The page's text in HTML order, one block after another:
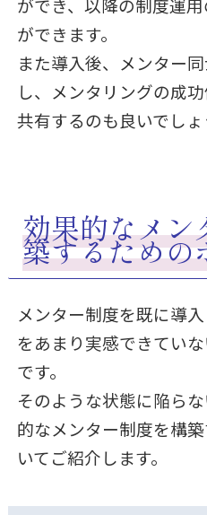
ができ、以降の制度運
ができます。
また導入後、メンター
し、メンタリングの成
共有するのも良いでしょ
効果的なメン
築するための
メンター制度を既に導
をあまり実感できてい
です。
そのような状態に陥ら
的なメンター制度を構
いてご紹介します。